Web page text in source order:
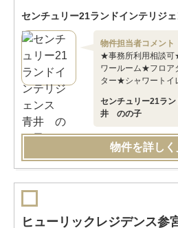
センチュリー21ランドインテリジェ
物件担当者コメント
★事務所利用相談
ワールーム★フロア
ター★シャワート
センチュリー21ラ
井 のの子
物件を詳しく
ヒューリックレジデンス参